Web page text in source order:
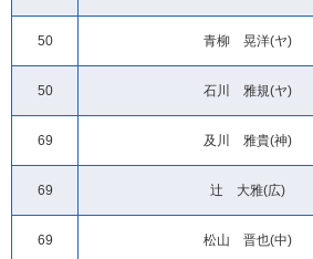
50 青柳 晃洋(ヤ)
50 石川 雅規(ヤ)
69 及川 雅貴(神)
69 辻 大雅(広)
69 松山 晋也(中)